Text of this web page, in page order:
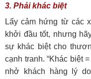
3. Phải khác biệt
Lấy cảm hứng từ các
khởi đầu tốt, nhưng
sự khác biệt cho
cạnh tranh. “Khác biệt
nhở khách hàng lý